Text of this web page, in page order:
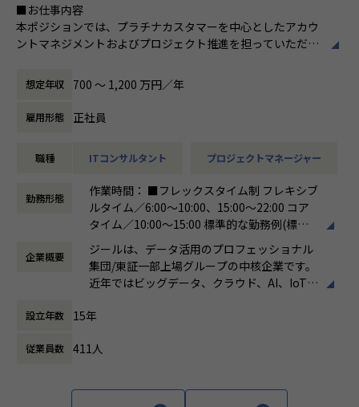
造」を掲げて、理想企業の創造に向け、「社
員全員が燃える会社」を目指しています。理
展する企業です。そして、社員全員が燃え続
ます。お客様に対する長期的な貢献を果たす
■お仕事内容
本ポジションでは、プラチナカスタマーを中心としたアカウ
ントマネジメントおよびプロジェクト推進を担っていただき
-担当顧客に対するアカウントプランの策定・実行
-顧客の経営・事業課題を踏まえた中長期ロードマップの
共同策定
-営業部門と連携した提案活動および受注に向けたアクシ
-ステアリングコミッティの設計・運営（経営層との合意
-顧客との関係構築およびリレーション強化
-社内外ステークホルダーとの調整・ファシリテーション
※データ領域については、専門的な開発スキルは必須では
なく、顧客折衝の場においてコミュニケーションが取れるレ
ベルで問題ありません。
■担当頂きたいミッション
ス機会を創出する
・アカウントプランを策定し、営業と連携して提案〜受注ま
想定年収 700 〜 1,200 万円／年
雇用形態 正社員
職種 ITコンサルタント プロジェクトマネージャー
勤務形態
作業時間： ■フレックスタイム制 フレキシブ
ルタイム／6:00～10:00、15:00～22:00 コア
タイム／10:00～15:00 標準的な勤務例(標準
労働時間)／9:00～18:00
働き方：フレックス制（コアタイムあり）
時間外労働の有無： 有（月平均19時間）
休憩時間： 60分
企業概要
ジールは、データ活用のプロフェッショナル
集団/東証一部上場グループの中核企業です。
近年ではビッグデータ、クラウド、AI、IoTを
する立場にスコープを拡張しています。
顧客の大半は大手企業となっており、30年以
設立年数 15年
従業員数 411人